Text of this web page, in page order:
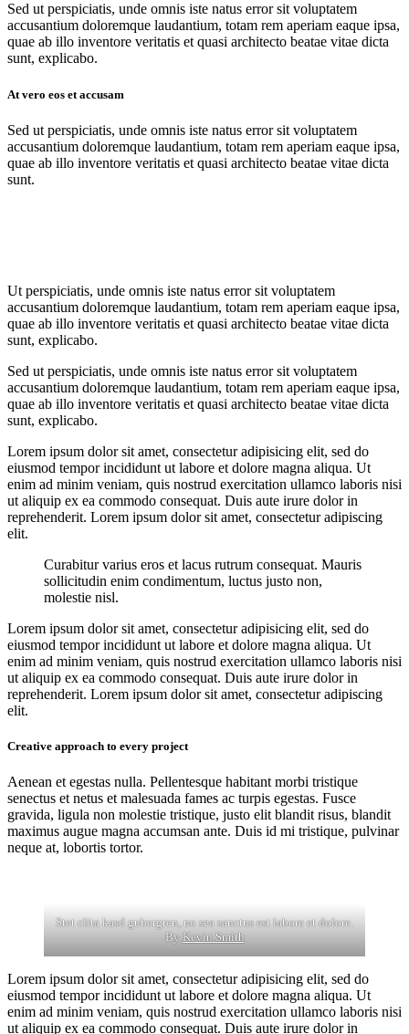
Sed ut perspiciatis, unde omnis iste natus error sit voluptatem
accusantium doloremque laudantium, totam rem aperiam eaque ipsa,
quae ab illo inventore veritatis et quasi architecto beatae vitae dicta
sunt, explicabo.
At vero eos et accusam
Sed ut perspiciatis, unde omnis iste natus error sit voluptatem
accusantium doloremque laudantium, totam rem aperiam eaque ipsa,
quae ab illo inventore veritatis et quasi architecto beatae vitae dicta
sunt.
Ut perspiciatis, unde omnis iste natus error sit voluptatem
accusantium doloremque laudantium, totam rem aperiam eaque ipsa,
quae ab illo inventore veritatis et quasi architecto beatae vitae dicta
sunt, explicabo.
Sed ut perspiciatis, unde omnis iste natus error sit voluptatem
accusantium doloremque laudantium, totam rem aperiam eaque ipsa,
quae ab illo inventore veritatis et quasi architecto beatae vitae dicta
sunt, explicabo.
Lorem ipsum dolor sit amet, consectetur adipisicing elit, sed do
eiusmod tempor incididunt ut labore et dolore magna aliqua. Ut
enim ad minim veniam, quis nostrud exercitation ullamco laboris nisi
ut aliquip ex ea commodo consequat. Duis aute irure dolor in
reprehenderit. Lorem ipsum dolor sit amet, consectetur adipiscing
elit.
Curabitur varius eros et lacus rutrum consequat. Mauris
sollicitudin enim condimentum, luctus justo non,
molestie nisl.
Lorem ipsum dolor sit amet, consectetur adipisicing elit, sed do
eiusmod tempor incididunt ut labore et dolore magna aliqua. Ut
enim ad minim veniam, quis nostrud exercitation ullamco laboris nisi
ut aliquip ex ea commodo consequat. Duis aute irure dolor in
reprehenderit. Lorem ipsum dolor sit amet, consectetur adipiscing
elit.
Creative approach to every project
Aenean et egestas nulla. Pellentesque habitant morbi tristique
senectus et netus et malesuada fames ac turpis egestas. Fusce
gravida, ligula non molestie tristique, justo elit blandit risus, blandit
maximus augue magna accumsan ante. Duis id mi tristique, pulvinar
neque at, lobortis tortor.
Stet clita kasd gubergren, no sea sanctus est labore et dolore.
ByKevin Smith
Lorem ipsum dolor sit amet, consectetur adipisicing elit, sed do
eiusmod tempor incididunt ut labore et dolore magna aliqua. Ut
enim ad minim veniam, quis nostrud exercitation ullamco laboris nisi
ut aliquip ex ea commodo consequat. Duis aute irure dolor in